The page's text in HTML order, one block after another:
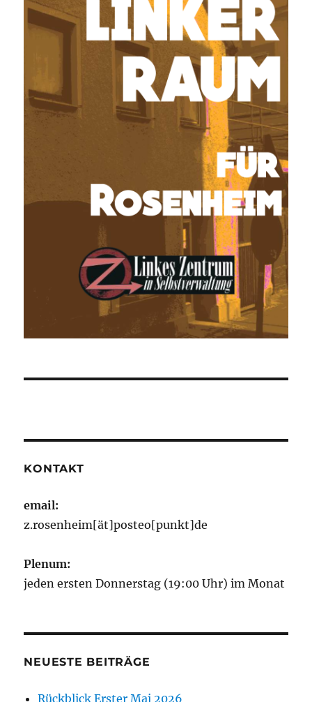
KONTAKT
email:
z.rosenheim[ät]posteo[punkt]de
Plenum:
jeden ersten Donnerstag (19:00 Uhr) im Monat
NEUESTE BEITRÄGE
Rückblick Erster Mai 2026